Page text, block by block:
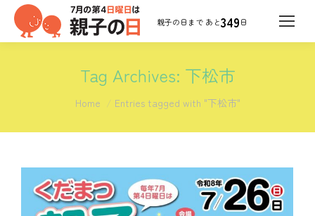
349日
Tag Archives: 下松市
You are here:
Home Entries tagged with "下松市"